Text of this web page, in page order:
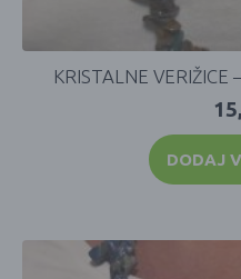
KRISTALNE VERIŽICE
DODAJ